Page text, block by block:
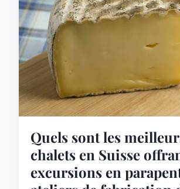
Quels sont les
chalets en Suisse
excursions en